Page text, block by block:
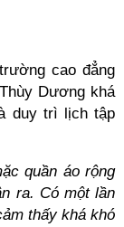
cao đẳng
Dương khá
duy trì lịch tập
quần áo rộng
ra. Có một lần
thấy khá khó